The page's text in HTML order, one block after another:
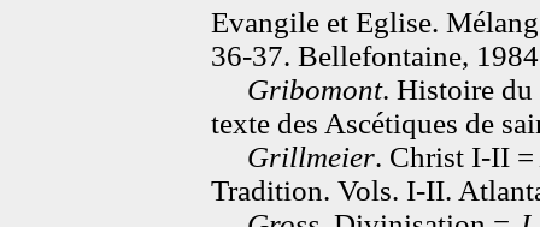
Evangile et Eglise.
36-37. Bellefontaine,
Gribomont. Histoire
texte des Ascétiques de
Grillmeier. Christ I-II =
Tradition. Vols. I-II.